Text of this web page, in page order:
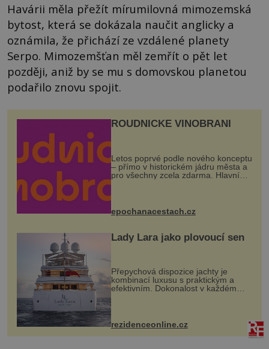
Havárii měla přežít mírumilovná mimozemská
bytost, která se dokázala naučit anglicky a
oznámila, že přichází ze vzdálené planety
Serpo. Mimozemšťan měl zemřít o pět let
později, aniž by se mu s domovskou planetou
podařilo znovu spojit.
ROUDNICKÉ VINOBRANÍ
Letos poprvé podle nového konceptu
– přímo v historickém jádru města a
pro všechny zcela zdarma. Hlavní
program se odehraje na Karlově a
mohou těšit na víno, burčák, pes...
epochanacestach.cz
Lady Lara jako plovoucí sen
Přepychová dispozice jachty je
kombinací luxusu s praktickým a
efektivním. Dokonalost v každém
detailu představuje značka Fendi
Casa, kterou byly vybaveny její
paluby. Monacký přístav nabízí
každoročn...
rezidenceonline.cz